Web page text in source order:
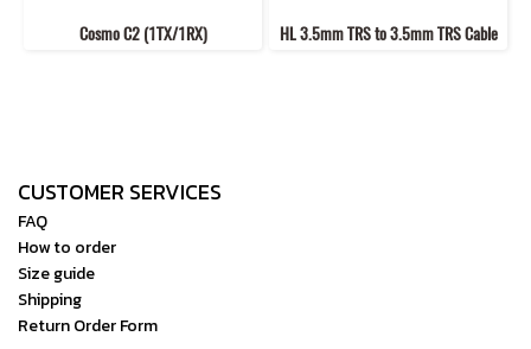
Cosmo C2 (1TX/1RX) HL 3.5mm TRS to 3.5mm TRS Cable
CUSTOMER SERVICES
FAQ
How to order
Size guide
Shipping
Return Order Form